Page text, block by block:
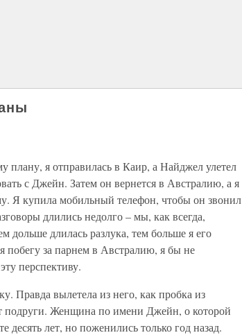
плану, я отправилась в Каир, а Найджел улетел
с Джейн. Затем он вернется в Австралию, а я
Я купила мобильный телефон, чтобы он звонил
длились недолго – мы, как всегда,
длилась разлука, тем больше я его
за парнем в Австралию, я бы не
перспективу.
Правда вылетела из него, как пробка из
подруги. Женщина по имени Джейн, о которой
десять лет, но поженились только год назад.